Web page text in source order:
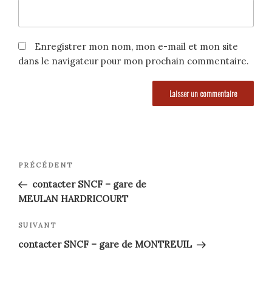
Enregistrer mon nom, mon e-mail et mon site
dans le navigateur pour mon prochain commentaire.
Navigation
de
l’article
Article
précédent
PRÉCÉDENT
contacter SNCF – gare de
MEULAN HARDRICOURT
Article
suivant
SUIVANT
contacter SNCF – gare de MONTREUIL